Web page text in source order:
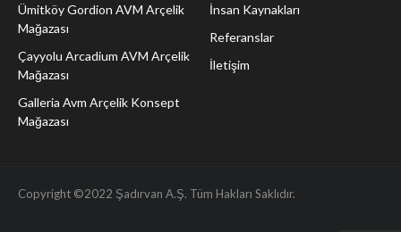
Ümitköy Gordion AVM Arçelik
Mağazası
Çayyolu Arcadium AVM Arçelik
Mağazası
Galleria Avm Arçelik Konsept
Mağazası
İnsan Kaynakları
Referanslar
İletişim
Copyright ©2022 Şadırvan A.Ş. Tüm Hakları Saklıdır.